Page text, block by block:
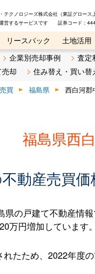
テクノロジーズ株式会社（東証グロース
営するサービスです 証券コード：
リースバック 土地活用
オンライン講座 リビ
企業別売却事例 査定
売却 住み替え・買い替
買 福島県 西白河郡
福島県西
動産売買価
県の戸建て不動産情
万円増加しています
たため、2022年度